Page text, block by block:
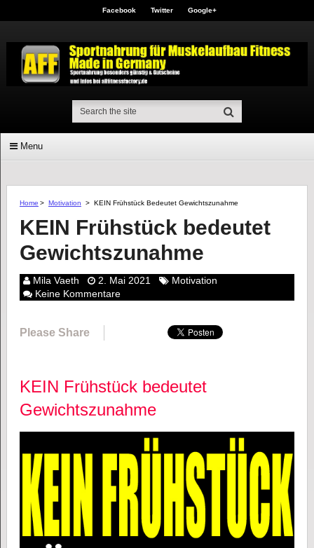
Facebook Twitter Google+
Menu
Home > Motivation > KEIN Frühstück Bedeutet Gewichtszunahme
KEIN Frühstück bedeutet
Gewichtszunahme
Mila Vaeth 2. Mai 2021
Motivation
Keine Kommentare
Please Share
KEIN Frühstück bedeutet
Gewichtszunahme